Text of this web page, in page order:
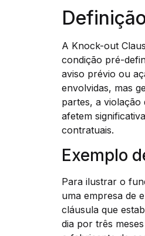
A Knock-out
condição pré-
aviso prévio ou
envolvidas, mas
partes, a violação
afetem
contratuais.
Exemplo
Para ilustrar o
uma empresa de
cláusula que
dia por três